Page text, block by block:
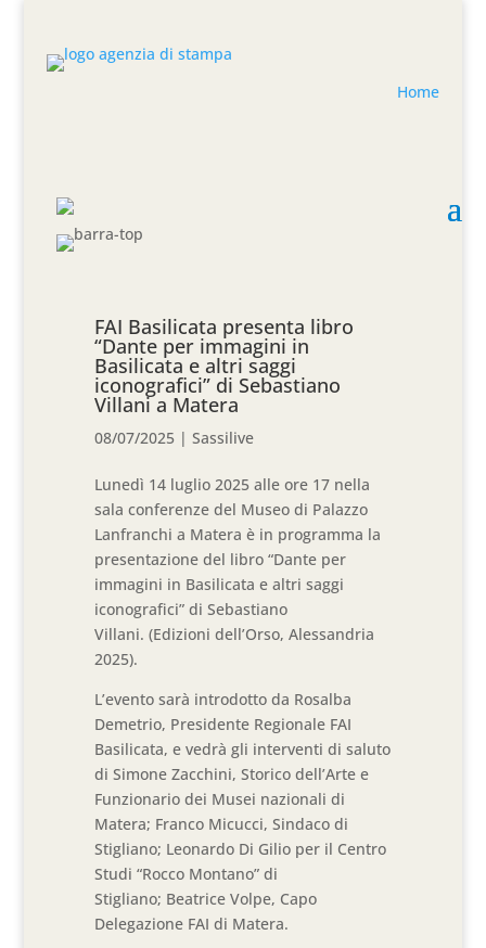
Home
FAI Basilicata presenta libro
“Dante per immagini in
Basilicata e altri saggi
iconografici” di Sebastiano
Villani a Matera
08/07/2025 |Sassilive
Lunedì 14 luglio 2025 alle ore 17 nella
sala conferenze del Museo di Palazzo
Lanfranchi a Matera è in programma la
presentazione del libro “Dante per
immagini in Basilicata e altri saggi
iconografici” di Sebastiano
Villani. (Edizioni dell’Orso, Alessandria
2025).
L’evento sarà introdotto da Rosalba
Demetrio, Presidente Regionale FAI
Basilicata, e vedrà gli interventi di saluto
di Simone Zacchini, Storico dell’Arte e
Funzionario dei Musei nazionali di
Matera; Franco Micucci, Sindaco di
Stigliano; Leonardo Di Gilio per il Centro
Studi “Rocco Montano” di
Stigliano; Beatrice Volpe, Capo
Delegazione FAI di Matera.